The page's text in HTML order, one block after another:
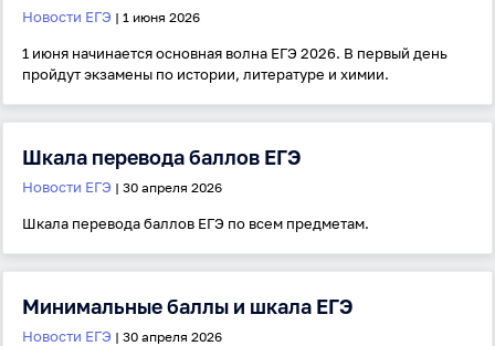
Новости ЕГЭ | 1 июня 2026
1 июня начинается основная волна ЕГЭ 2026. В первый день
пройдут экзамены по истории, литературе и химии.
Шкала перевода баллов ЕГЭ
Новости ЕГЭ | 30 апреля 2026
Шкала перевода баллов ЕГЭ по всем предметам.
Минимальные баллы и шкала ЕГЭ
Новости ЕГЭ | 30 апреля 2026